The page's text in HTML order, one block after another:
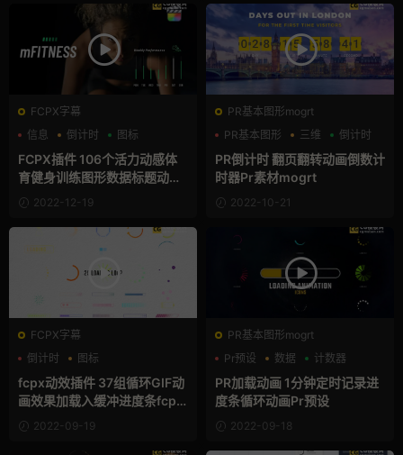
FCPX字幕
信息
倒计时 图标
FCPX插件 106个活力动感体
育健身训练图形数据标题动画
mFitness
2022-12-19
PR基本图形mogrt
PR基本图形
三维 倒计时
PR倒计时 翻页翻转动画倒数计
时器Pr素材mogrt
2022-10-21
FCPX字幕
倒计时
图标
支持Intel+M芯片
fcpx动效插件 37组循环GIF动
画效果加载入缓冲进度条fcpx
素材 Loading bar
2022-09-19
PR基本图形mogrt
Pr预设
数据 计数器
PR加载动画 1分钟定时记录进
度条循环动画Pr预设
2022-09-18